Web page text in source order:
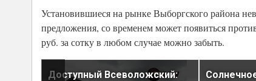
Установившиеся на рынке Выборгского района
предложения, со временем может появиться
руб. за сотку в любом случае можно забыть.
Доступный Всеволожский: